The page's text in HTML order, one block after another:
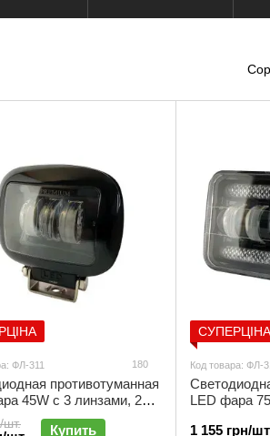
ФЛ-311 180
противотуманная
45W с 3 линзами, 2
прямоугольная | ФЛ-311
шт. Купить
СУПЕРЦІНА
Код товара: ФЛ-
LED фара
света с
1 155 грн/